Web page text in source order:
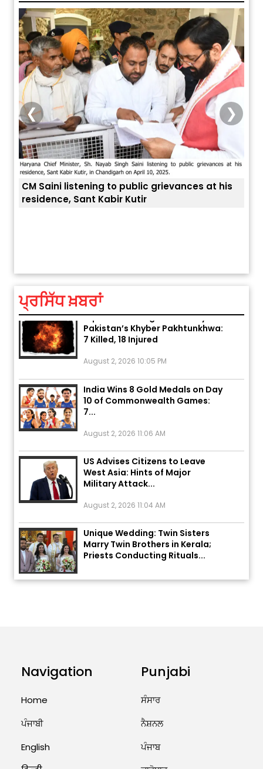
CM Saini listening to public grievances at his
residence, Sant Kabir Kutir
❮ ❯
ਪ੍ਰਸਿੱਧ ਖ਼ਬਰਾਂExplosion During Peace Rally in
Pakistan’s Khyber Pakhtunkhwa:
7 Killed, 18 Injured
India Wins 8 Gold Medals on Day
10 of Commonwealth Games:
7...
US Advises Citizens to Leave
West Asia: Hints of Major
Military Attack...
Unique Wedding: Twin Sisters
Marry Twin Brothers in Kerala;
Priests Conducting Rituals...
Pakistan’s Khyber Pakhtunkhwa:
7 Killed, 18 Injured
August 2, 2026 10:05 PM
India Wins 8 Gold Medals on Day
10 of Commonwealth Games:
Navigation
Home
ਪੰਜਾਬੀ
English
Punjabi
ਸੰਸਾਰ
ਨੈਸ਼ਨਲ
ਪੰਜਾਬ